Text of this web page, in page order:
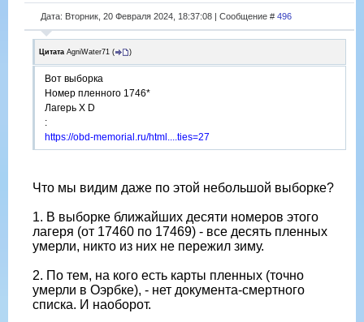
Дата: Вторник, 20 Февраля 2024, 18:37:08 | Сообщение # 496
Цитата AgniWater71 ( )
Вот выборка
Номер пленного 1746*
Лагерь X D
:
https://obd-memorial.ru/html....ties=27
Что мы видим даже по этой небольшой выборке?
1. В выборке ближайших десяти номеров этого
лагеря (от 17460 по 17469) - все десять пленных
умерли, никто из них не пережил зиму.
2. По тем, на кого есть карты пленных (точно
умерли в Оэрбке), - нет документа-смертного
списка. И наоборот.